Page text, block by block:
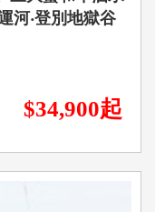
河‧登別地獄谷
$34,900起